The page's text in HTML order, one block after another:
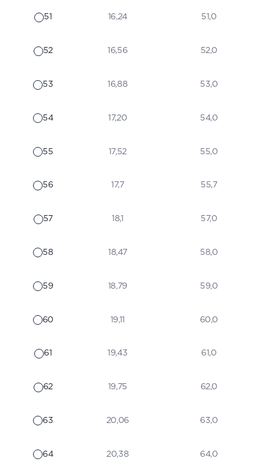
51 16,24 51,0
52 16,56 52,0
53 16,88 53,0
54 17,20 54,0
55 17,52 55,0
56 17,7 55,7
57 18,1 57,0
58 18,47 58,0
59 18,79 59,0
60 19,11 60,0
61 19,43 61,0
62 19,75 62,0
63 20,06 63,0
64 20,38 64,0